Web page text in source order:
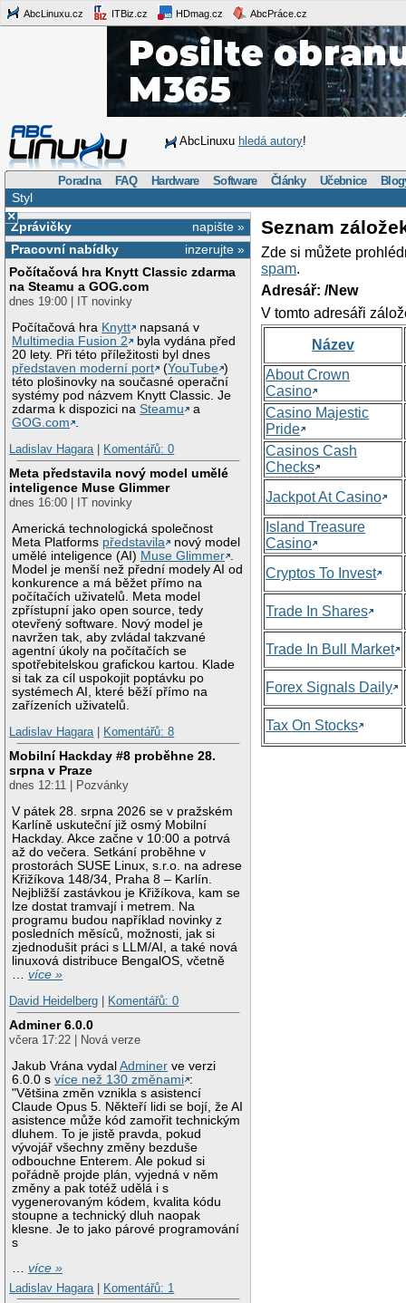
AbcLinuxu.cz ITBiz.cz HDmag.cz AbcPráce.cz
AbcLinuxu hledá autory!
Poradna FAQ Hardware Software Články Učebnice
Styl
×
napište »
Zprávičky
inzerujte »
Pracovní nabídky
Počítačová hra Knytt Classic zdarma
na Steamu a GOG.com
dnes 19:00 | IT novinky
Počítačová hra Knytt
napsaná v
Multimedia Fusion 2
byla vydána před
20 lety. Při této příležitosti byl dnes
představen moderní port
(YouTube )
této plošinovky na současné operační
systémy pod názvem Knytt Classic. Je
zdarma k dispozici naSteamu
a
GOG.com
Ladislav Hagara| Komentářů: 0
Meta představila nový model umělé
inteligence Muse Glimmer
dnes 16:00 | IT novinky
Americká technologická společnost
Meta Platforms představila
nový model
umělé inteligence (AI) Muse Glimmer
Model je menší než přední modely AI od
konkurence a má běžet přímo na
počítačích uživatelů. Meta model
zpřístupní jako open source, tedy
otevřený software. Nový model je
navržen tak, aby zvládal takzvané
agentní úkoly na počítačích se
spotřebitelskou grafickou kartou. Klade
si tak za cíl uspokojit poptávku po
systémech AI, které běží přímo na
zařízeních uživatelů.
Ladislav Hagara| Komentářů: 8
Mobilní Hackday #8 proběhne 28.
srpna v Praze
dnes 12:11 | Pozvánky
V pátek 28. srpna 2026 se v pražském
Karlíně uskuteční již osmý Mobilní
Hackday. Akce začne v 10:00 a potrvá
až do večera. Setkání proběhne v
prostorách SUSE Linux, s.r.o. na adrese
Křižíkova 148/34, Praha 8 – Karlín.
Nejbližší zastávkou je Křižíkova, kam se
lze dostat tramvají i metrem. Na
programu budou například novinky z
posledních měsíců, možnosti, jak si
zjednodušit práci s LLM/AI, a také nová
linuxová distribuce BengalOS, včetně
…více »
David Heidelberg
Komentářů: 0
Adminer 6.0.0
včera 17:22 | Nová verze
Jakub Vrána vydalAdminer ve verzi
6.0.0 svíce než 130 změnami :
"Většina změn vznikla s asistencí
Claude Opus 5. Někteří lidi se bojí, že AI
asistence může kód zamořit technickým
dluhem. To je jistě pravda, pokud
vývojář všechny změny bezduše
odbouchne Enterem. Ale pokud si
pořádně projde plán, vyjedná v něm
změny a pak totéž udělá i s
vygenerovaným kódem, kvalita kódu
stoupne a technický dluh naopak
klesne. Je to jako párové programování
s
…více »
Ladislav Hagara
Komentářů: 1
Seznam
Zde si můžete
spam.
Adresář: /New
V tomto adresáři
Název
About Crown
Casino
Casino Majestic
Pride
Casinos Cash
Checks
Jackpot At Casino
Island Treasure
Casino
Cryptos To Invest
Trade In Shares
Trade In Bull Market
Forex Signals Daily
Tax On Stocks